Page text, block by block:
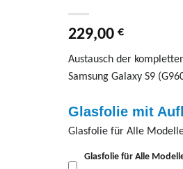
229,00€
Austausch der
Samsung Galaxy S9
Glasfolie mit
Glasfolie für Alle
Glasfolie für Alle